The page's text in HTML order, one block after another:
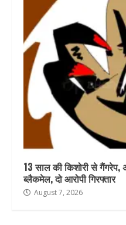
13 साल की किशोरी से गैंगरेप,
ब्लैकमेल, दो आरोपी गिरफ्तार
August 7, 2026